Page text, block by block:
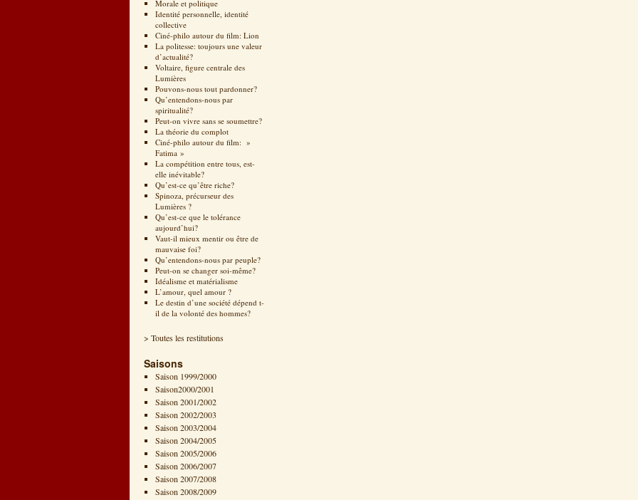
Morale et politique
Identité personnelle, identité
collective
Ciné-philo autour du film: Lion
La politesse: toujours une valeur
d’actualité?
Voltaire, figure centrale des
Lumières
Pouvons-nous tout pardonner?
Qu’entendons-nous par
spiritualité?
Peut-on vivre sans se soumettre?
La théorie du complot
Ciné-philo autour du film: »
Fatima »
La compétition entre tous, est-
elle inévitable?
Qu’est-ce qu’être riche?
Spinoza, précurseur des
Lumières ?
Qu’est-ce que le tolérance
aujourd’hui?
Vaut-il mieux mentir ou être de
mauvaise foi?
Qu’entendons-nous par peuple?
Peut-on se changer soi-même?
Idéalisme et matérialisme
L’amour, quel amour ?
Le destin d’une société dépend t-
il de la volonté des hommes?
> Toutes les restitutions
Saisons
Saison 1999/2000
Saison2000/2001
Saison 2001/2002
Saison 2002/2003
Saison 2003/2004
Saison 2004/2005
Saison 2005/2006
Saison 2006/2007
Saison 2007/2008
Saison 2008/2009